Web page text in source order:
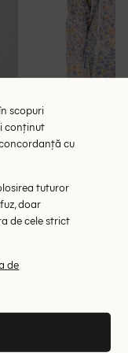
scopuri
conținut
cu
tuturor
doar
de cele strict
de